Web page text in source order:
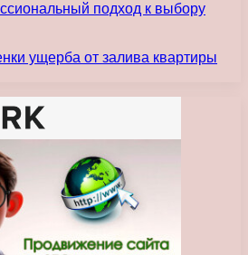
подход к выбору
ущерба от залива квартиры